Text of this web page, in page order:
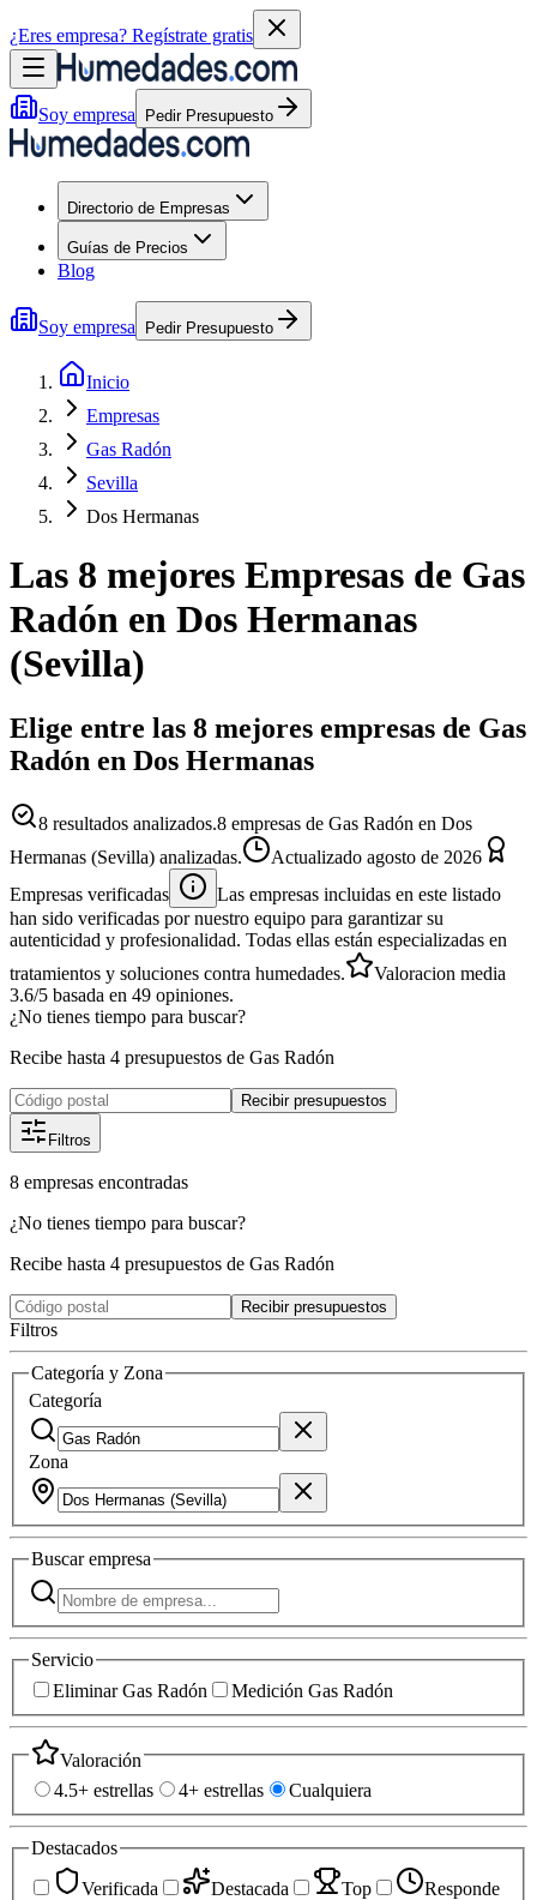
¿Eres empresa? Regístrate gratis
Soy empresa Pedir Presupuesto
Directorio de Empresas
Guías de Precios
Blog
Soy empresa Pedir Presupuesto
Inicio
Empresas
Gas Radón
Sevilla
Dos Hermanas
Las 8 mejores Empresas de Gas
Radón en Dos Hermanas
(Sevilla)
Elige entre las 8 mejores empresas de Gas
Radón en Dos Hermanas
8 resultados analizados.8 empresas de Gas Radón en Dos
Hermanas (Sevilla) analizadas.
Actualizado agosto de 2026
Empresas verificadas
Las empresas incluidas en este listado
han sido verificadas por nuestro equipo para garantizar su
autenticidad y profesionalidad. Todas ellas están especializadas en
tratamientos y soluciones contra humedades.
Valoracion media
3.6/5 basada en 49 opiniones.
¿No tienes tiempo para buscar?
Recibe hasta 4 presupuestos de Gas Radón
Recibir presupuestos
Filtros
8 empresas encontradas
¿No tienes tiempo para buscar?
Recibe hasta 4 presupuestos de Gas Radón
Recibir presupuestos
Filtros
Categoría y Zona
Categoría
Zona
Buscarempresa
Servicio
Eliminar Gas Radón
Medición Gas Radón
Valoración
4.5+ estrellas
4+ estrellas Cualquiera
Destacados
Verificada
Destacada Top
Responde